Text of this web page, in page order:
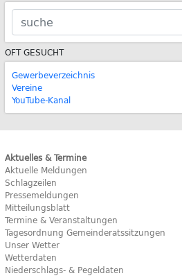
OFT GESUCHT
Gewerbeverzeichnis
Vereine
YouTube-Kanal
Aktuelles & Termine
Aktuelle Meldungen
Schlagzeilen
Pressemeldungen
Mitteilungsblatt
Termine & Veranstaltungen
Tagesordnung Gemeinderatssitzungen
Unser Wetter
Wetterdaten
Niederschlags- & Pegeldaten